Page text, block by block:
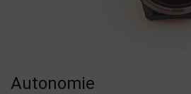
Autonomie